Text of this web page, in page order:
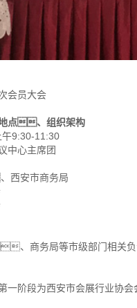
会员大会
、组织架构
9:30-11:30
中心主席团
西安市商务局
商务局等市级部门相关负
阶段为西安市会展行业协